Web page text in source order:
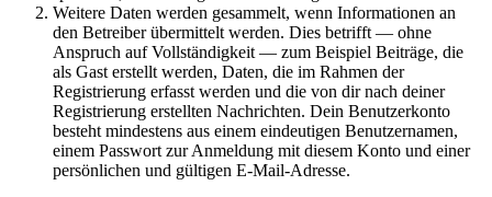
Weitere Daten werden gesammelt, wenn Informationen an
den Betreiber übermittelt werden. Dies betrifft — ohne
Anspruch auf Vollständigkeit — zum Beispiel Beiträge, die
als Gast erstellt werden, Daten, die im Rahmen der
Registrierung erfasst werden und die von dir nach deiner
Registrierung erstellten Nachrichten. Dein Benutzerkonto
besteht mindestens aus einem eindeutigen Benutzernamen,
einem Passwort zur Anmeldung mit diesem Konto und einer
persönlichen und gültigen E-Mail-Adresse.